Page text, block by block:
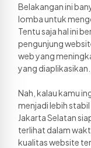
Belakangan ini
lomba untuk
Tentu saja hal ini
pengunjung
web yang
yang diaplikasikan.
Nah, kalau kamu
menjadi lebih
Jakarta Selatan
terlihat dalam
kualitas website